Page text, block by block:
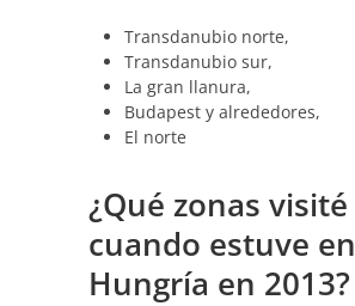
Transdanubio norte,
Transdanubio sur,
La gran llanura,
Budapest y alrededores,
El norte
¿Qué zonas visité
cuando estuve en
Hungría en 2013?